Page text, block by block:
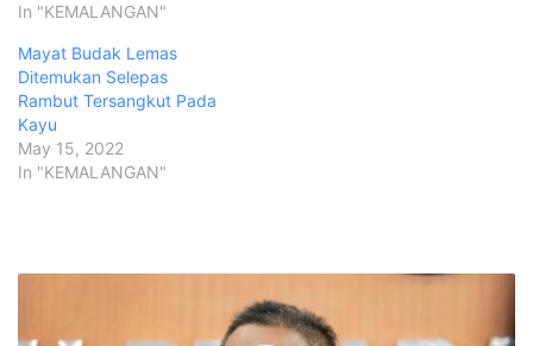
In "KEMALANGAN"
Mayat Budak Lemas
Ditemukan Selepas
Rambut Tersangkut Pada
Kayu
May 15, 2022
In "KEMALANGAN"
23